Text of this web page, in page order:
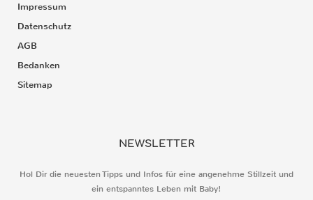
Impressum
Datenschutz
AGB
Bedanken
Sitemap
NEWSLETTER
Hol Dir die neuesten Tipps und Infos für eine angenehme Stillzeit und
ein entspanntes Leben mit Baby!